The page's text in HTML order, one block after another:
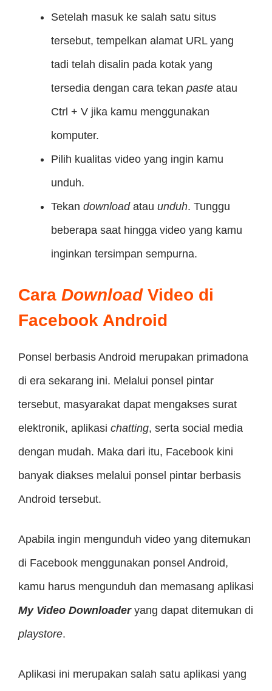
Setelah masuk ke salah satu situs
tersebut, tempelkan alamat URL yang
tadi telah disalin pada kotak yang
tersedia dengan cara tekan paste atau
Ctrl + V jika kamu menggunakan
komputer.
Pilih kualitas video yang ingin kamu
unduh.
Tekan downloadatau unduh. Tunggu
beberapa saat hingga video yang kamu
inginkan tersimpan sempurna.
Cara DownloadVideo di
Facebook Android
Ponsel berbasis Android merupakan primadona
di era sekarang ini. Melalui ponsel pintar
tersebut, masyarakat dapat mengakses surat
elektronik, aplikasi chatting, serta social media
dengan mudah. Maka dari itu, Facebook kini
banyak diakses melalui ponsel pintar berbasis
Android tersebut.
Apabila ingin mengunduh video yang ditemukan
di Facebook menggunakan ponsel Android,
kamu harus mengunduh dan memasang aplikasi
My Video Downloaderyang dapat ditemukan di
playstore.
Aplikasi ini merupakan salah satu aplikasi yang